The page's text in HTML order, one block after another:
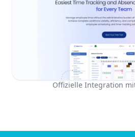
Offizielle Integration